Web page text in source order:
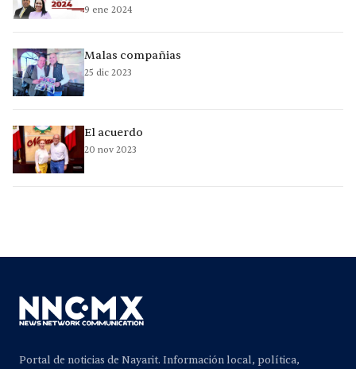
9 ene 2024
Malas compañias
25 dic 2023
El acuerdo
20 nov 2023
Portal de noticias de Nayarit. Información local, política,